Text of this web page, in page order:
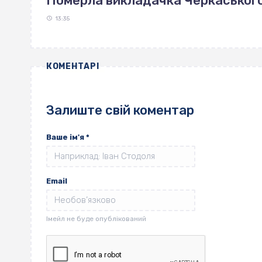
13:35
КОМЕНТАРІ
Залиште свій коментар
Ваше ім'я *
Email